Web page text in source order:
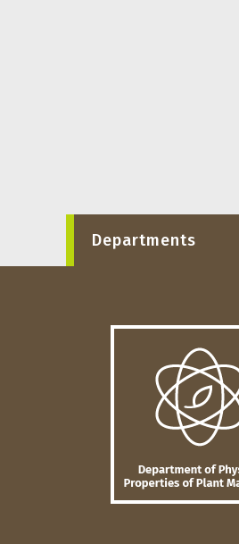
Departments